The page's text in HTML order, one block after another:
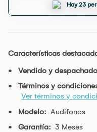
Hay 23
Características
Vendido y
Términos y
Ver términos y
Modelo: Audifonos
Garantía: 3 Meses